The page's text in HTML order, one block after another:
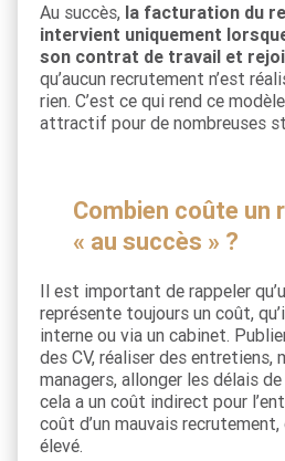
Au succès, la facturation du
intervient uniquement
son contrat de travail et
qu’aucun recrutement n’est
rien. C’est ce qui rend ce
attractif pour de nombreuses
Combien coûte un
« au succès » ?
Il est important de rappeler
représente toujours un coût,
interne ou via un cabinet.
des CV, réaliser des entretiens,
managers, allonger les délais
cela a un coût indirect pour
coût d’un mauvais
élevé.